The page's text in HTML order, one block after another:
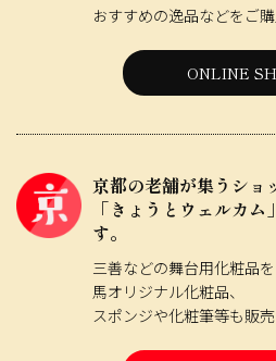
おすすめの逸品などをご購
ONLINE
京都の老舗が集うショ
「きょうとウェルカ
す。
三善などの舞台用化粧品
馬オリジナル化粧品、
スポンジや化粧筆等も販売